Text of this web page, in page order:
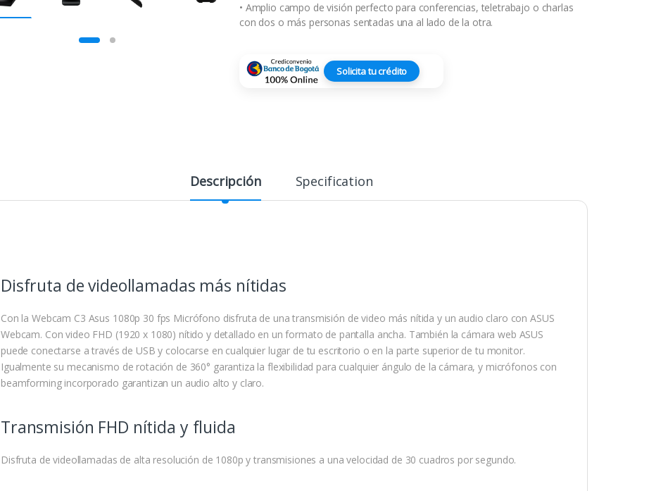
• Amplio campo de visión perfecto para conferencias, teletrabajo o charlas
con dos o más personas sentadas una al lado de la otra.
Solicita tu crédito
Descripción Specification
Disfruta de videollamadas más nítidas
Con la Webcam C3 Asus 1080p 30 fps Micrófono disfruta de una transmisión de video más nítida y un audio claro con ASUS
Webcam. Con video FHD (1920 x 1080) nítido y detallado en un formato de pantalla ancha. También la cámara web ASUS
puede conectarse a través de USB y colocarse en cualquier lugar de tu escritorio o en la parte superior de tu monitor.
Igualmente su mecanismo de rotación de 360° garantiza la flexibilidad para cualquier ángulo de la cámara, y micrófonos con
beamforming incorporado garantizan un audio alto y claro.
Transmisión FHD nítida y fluida
Disfruta de videollamadas de alta resolución de 1080p y transmisiones a una velocidad de 30 cuadros por segundo.